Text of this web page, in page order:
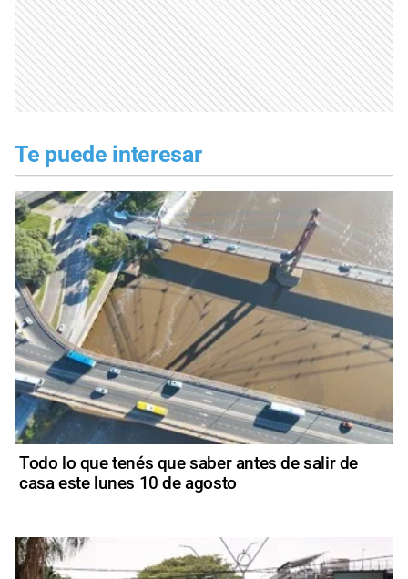
Te puede interesar
Todo lo que tenés que saber antes de salir de
casa este lunes 10 de agosto